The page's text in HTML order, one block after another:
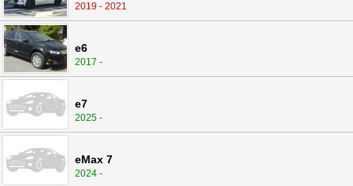
2019 - 2021
e6
2017 -
e7
2025 -
eMax 7
2024 -